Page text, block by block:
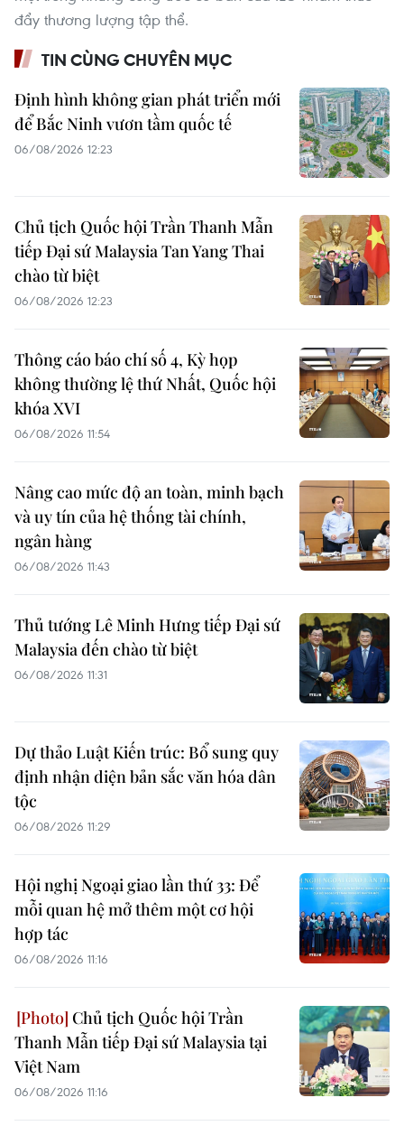
đẩy thương lượng tập thể.
TIN CÙNG CHUYÊN MỤC
Định hình không gian phát triển mới
để Bắc Ninh vươn tầm quốc tế
06/08/2026 12:23
Chủ tịch Quốc hội Trần Thanh Mẫn
tiếp Đại sứ Malaysia Tan Yang Thai
chào từ biệt
06/08/2026 12:23
Thông cáo báo chí số 4, Kỳ họp
không thường lệ thứ Nhất, Quốc hội
khóa XVI
06/08/2026 11:54
Nâng cao mức độ an toàn, minh bạch
và uy tín của hệ thống tài chính,
ngân hàng
06/08/2026 11:43
Thủ tướng Lê Minh Hưng tiếp Đại sứ
Malaysia đến chào từ biệt
06/08/2026 11:31
Dự thảo Luật Kiến trúc: Bổ sung quy
định nhận diện bản sắc văn hóa dân
tộc
06/08/2026 11:29
Hội nghị Ngoại giao lần thứ 33: Để
mỗi quan hệ mở thêm một cơ hội
hợp tác
06/08/2026 11:16
Chủ tịch Quốc hội Trần
Thanh Mẫn tiếp Đại sứ Malaysia tại
Việt Nam
06/08/2026 11:16